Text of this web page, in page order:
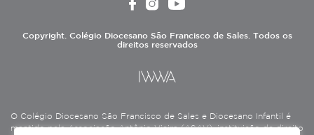
Copyright. Colégio Diocesano São Francisco de Sales. Todos os
direitos reservados
O Colégio Diocesano São Francisco de Sales e Diocesano Infantil é
mantido pela Associação Antônio Vieira (ASAV), instituição de direito